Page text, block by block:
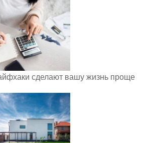
сделают вашу жизнь проще